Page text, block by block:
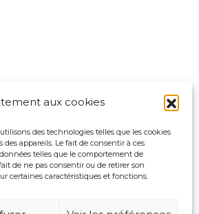
aux cookies
des technologies telles que les cookies
appareils. Le fait de consentir à ces
telles que le comportement de
de ne pas consentir ou de retirer son
certaines caractéristiques et fonctions.